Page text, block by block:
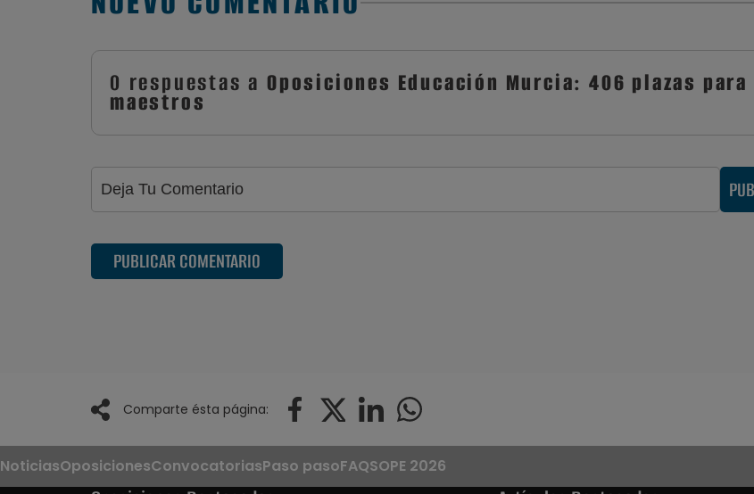
0 respuestas a Oposiciones Educación Murcia: 406 plazas para
maestros
PUBLICAR COMENTARIO
Comparte ésta página:
NoticiasOposicionesConvocatoriasPaso pasoFAQSOPE 2026